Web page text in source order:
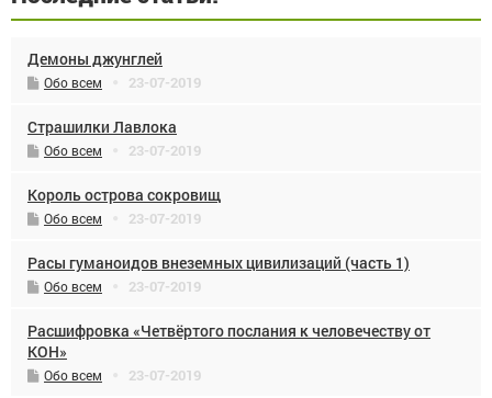
Демоны джунглей
Обо всем 23-07-2019
Страшилки Лавлока
Обо всем 23-07-2019
Король острова сокровищ
Обо всем 23-07-2019
Расы гуманоидов внеземных цивилизаций (часть 1)
Обо всем 23-07-2019
Расшифровка «Четвёртого послания к человечеству от
КОН»
Обо всем 23-07-2019